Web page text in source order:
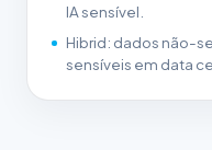
IA sensível.
Hibrid: dados não-
sensíveis em data